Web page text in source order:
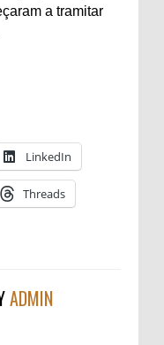
a tramitar
LinkedIn
Threads
ADMIN